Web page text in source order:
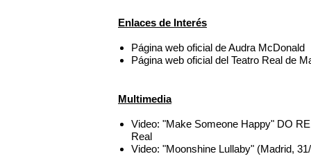
Enlaces de Interés
Página web oficial de Audra McDonald
Página web oficial del Teatro Real de
Multimedia
Video: "Make Someone Happy" DO
Real
Video: "Moonshine Lullaby" (Madrid,